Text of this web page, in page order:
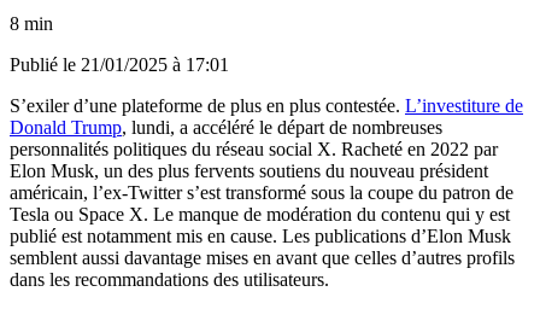
8 min
Publié le 21/01/2025 à 17:01
S’exiler d’une plateforme de plus en plus contestée. L’investiture de
Donald Trump, lundi, a accéléré le départ de nombreuses
personnalités politiques du réseau social X. Racheté en 2022 par
Elon Musk, un des plus fervents soutiens du nouveau président
américain, l’ex-Twitter s’est transformé sous la coupe du patron de
Tesla ou Space X. Le manque de modération du contenu qui y est
publié est notamment mis en cause. Les publications d’Elon Musk
semblent aussi davantage mises en avant que celles d’autres profils
dans les recommandations des utilisateurs.